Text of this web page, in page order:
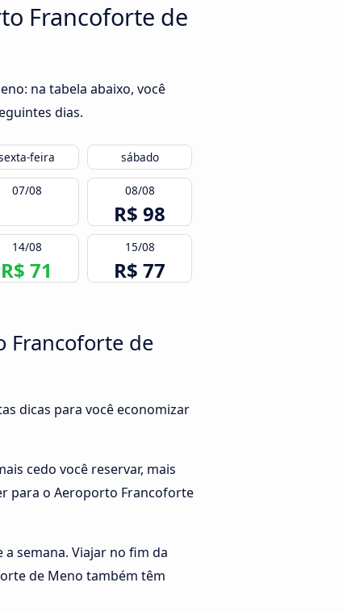
Francoforte de
na tabela abaixo, você
dias.
feira sábado
07/08 08/08
R$ 98
14/08
R$ 71
15/08
R$ 77
Francoforte de
dicas para você economizar
cedo você reservar, mais
para o Aeroporto Francoforte
semana. Viajar no fim da
de Meno também têm